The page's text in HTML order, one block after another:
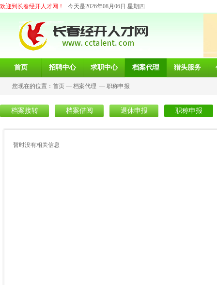
欢迎到长春经开人才网！ 今天是2026年08月06日 星期四
首页 招聘中心 求职中心 档案代理 猎头服务
您现在的位置： 首页 — 档案代理 — 职称申报
档案接转 档案借阅 退休申报 职称申报
暂时没有相关信息